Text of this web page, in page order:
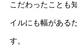
こだわったことも
イルにも幅がある
す。